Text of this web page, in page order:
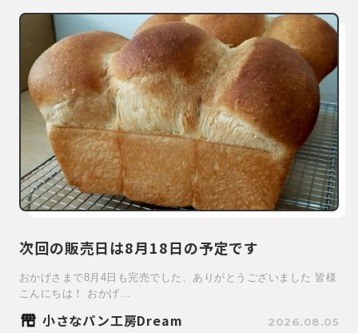
次回の販売日は8月18日の予定です
おかげさまで8月4日も完売でした、ありがとうございました 皆様
こんにちは！ おかげ…
小さなパン工房Dream 2026.08.05